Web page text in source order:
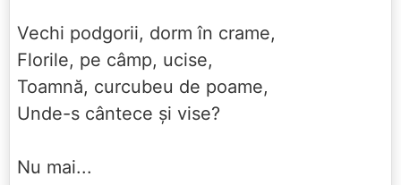
Vechi podgorii, dorm în crame,
Florile, pe câmp, ucise,
Toamnă, curcubeu de poame,
Unde-s cântece și vise?
Nu mai...